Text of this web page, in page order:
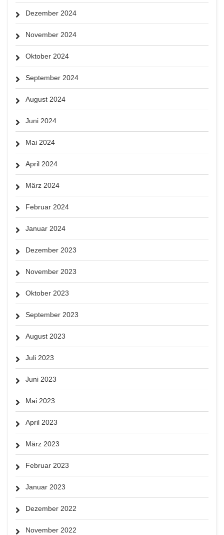
Dezember 2024
November 2024
Oktober 2024
September 2024
August 2024
Juni 2024
Mai 2024
April 2024
März 2024
Februar 2024
Januar 2024
Dezember 2023
November 2023
Oktober 2023
September 2023
August 2023
Juli 2023
Juni 2023
Mai 2023
April 2023
März 2023
Februar 2023
Januar 2023
Dezember 2022
November 2022